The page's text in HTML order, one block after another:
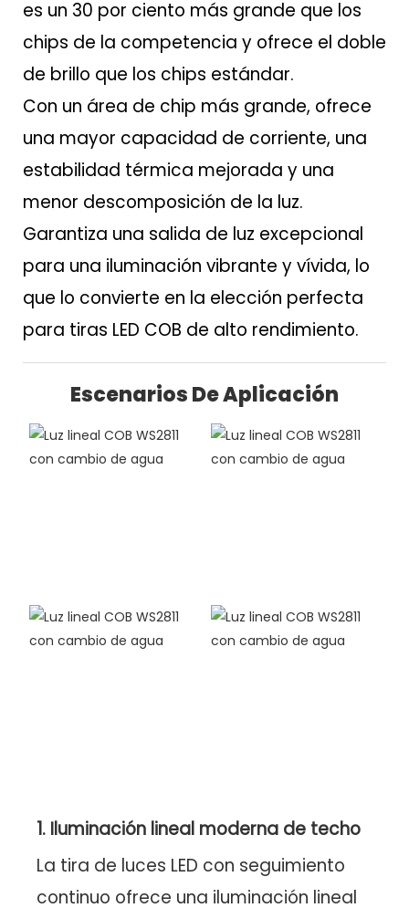
es un 30 por ciento más grande que los
chips de la competencia y ofrece el doble
de brillo que los chips estándar.
Con un área de chip más grande, ofrece
una mayor capacidad de corriente, una
estabilidad térmica mejorada y una
menor descomposición de la luz.
Garantiza una salida de luz excepcional
para una iluminación vibrante y vívida, lo
que lo convierte en la elección perfecta
para tiras LED COB de alto rendimiento.
Escenarios De Aplicación
1. Iluminación lineal moderna de techo
La tira de luces LED con seguimiento
continuo ofrece una iluminación lineal